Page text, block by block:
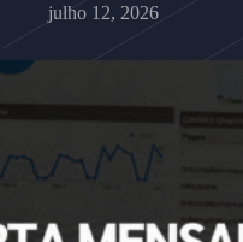
julho 12, 2026